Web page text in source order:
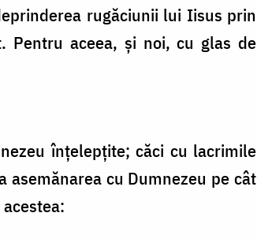
rugăciunii lui Iisus prin
Pentru aceea, și noi, cu glas de
înțelepțite; căci cu lacrimile
cu Dumnezeu pe cât